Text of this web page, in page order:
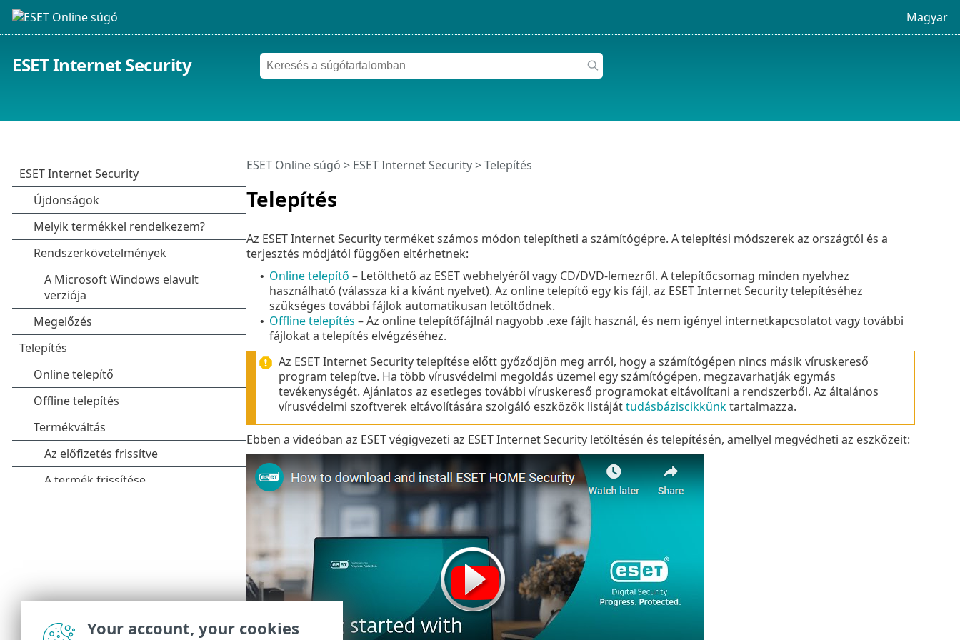
Magyar
ESET Internet Security
Telepítés
ESET Online súgó > ESET Internet Security>Telepítés
Az ESET Internet Security terméket számos módon telepítheti a számítógépre. A telepítési módszerek az országtól és a
terjesztés módjától függően eltérhetnek:
• Online telepítő – Letölthető az ESET webhelyéről vagy CD/DVD-lemezről. A telepítőcsomag minden nyelvhez
használható (válassza ki a kívánt nyelvet). Az online telepítő egy kis fájl, az ESET Internet Security telepítéséhez
szükséges további fájlok automatikusan letöltődnek.
• Offline telepítés – Az online telepítőfájlnál nagyobb .exe fájlt használ, és nem igényel internetkapcsolatot vagy további
fájlokat a telepítés elvégzéséhez.
Az ESET Internet Security telepítése előtt győződjön meg arról, hogy a számítógépen nincs másik víruskereső
program telepítve. Ha több vírusvédelmi megoldás üzemel egy számítógépen, megzavarhatják egymás
tevékenységét. Ajánlatos az esetleges további víruskereső programokat eltávolítani a rendszerből. Az általános
vírusvédelmi szoftverek eltávolítására szolgáló eszközök listájáttudásbáziscikkünktartalmazza.
Ebben a videóban az ESET végigvezeti az ESET Internet Security letöltésén és telepítésén, amellyel megvédheti az eszközeit:
Your account, your cookies